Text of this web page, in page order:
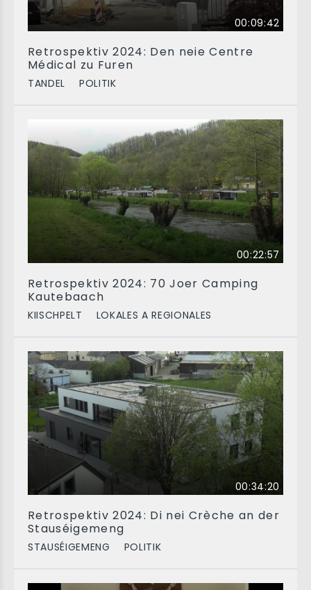
00:09:42
Retrospektiv 2024: Den neie Centre
Médical zu Furen
TANDEL POLITIK
00:22:57
Retrospektiv 2024: 70 Joer Camping
Kautebaach
KIISCHPELT LOKALES A REGIONALES
00:34:20
Retrospektiv 2024: Di nei Crèche an der
Stauséigemeng
STAUSÉIGEMENG POLITIK